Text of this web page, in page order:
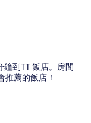
鐘到TT 飯店。房間
薦的飯店！